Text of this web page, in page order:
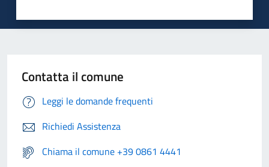
Contatta il comune
Leggi le domande frequenti
Richiedi Assistenza
Chiama il comune +39 0861 4441